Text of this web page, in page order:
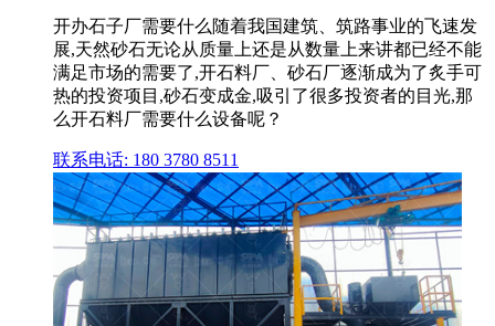
开办石子厂需要什么随着我国建筑、筑路事业的飞速发
展,天然砂石无论从质量上还是从数量上来讲都已经不能
满足市场的需要了,开石料厂、砂石厂逐渐成为了炙手可
热的投资项目,砂石变成金,吸引了很多投资者的目光,那
么开石料厂需要什么设备呢？
联系电话: 180 3780 8511